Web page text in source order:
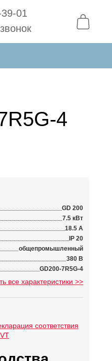
01
4
GD 200
7.5 кВт
18.5 А
IP 20
общепромышленный
380 В
GD200-7R5G-4
все характеристики >>
соответствия